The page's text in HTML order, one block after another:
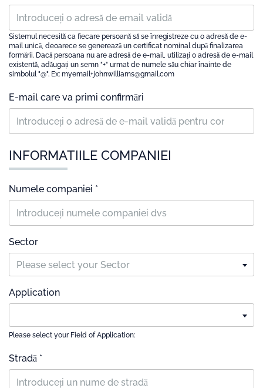
Sistemul necesită ca fiecare persoană să se înregistreze cu o adresă de e-
mail unică, deoarece se generează un certificat nominal după finalizarea
formării. Dacă persoana nu are adresă de e-mail, utilizați o adresă de e-mail
existentă, adăugați un semn "+" urmat de numele său chiar înainte de
simbolul "@". Ex: myemail+johnwilliams@gmail.com
E-mail care va primi confirmări
INFORMATIILE COMPANIEI
Numele companiei *
Sector
Please select your Sector
Application
Please select your Field of Application:
Stradă *